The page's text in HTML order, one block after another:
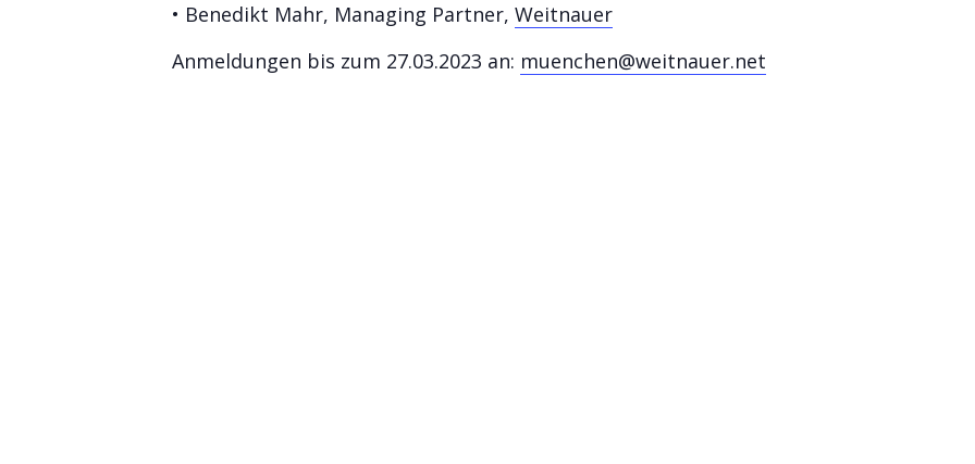
• Benedikt Mahr, Managing Partner, Weitnauer
Anmeldungen bis zum 27.03.2023 an: muenchen@weitnauer.net